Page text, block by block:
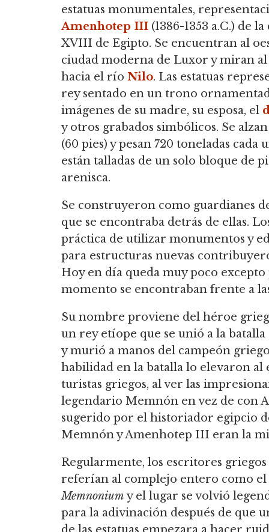
estatuas monumentales,
Amenhotep III (1386-1353 a.C.) de
XVIII de Egipto. Se encuentran al
ciudad moderna de Luxor y miran al
hacia el río Nilo. Las estatuas
rey sentado en un trono
imágenes de su madre, su esposa, el
y otros grabados simbólicos. Se
(60 pies) y pesan 720 toneladas cada
están talladas de un solo bloque de
arenisca.
Se construyeron como guardianes
que se encontraba detrás de ellas.
práctica de utilizar monumentos y
para estructuras nuevas
Hoy en día queda muy poco excepto
momento se encontraban frente a
Su nombre proviene del héroe
un rey etíope que se unió a la
y murió a manos del campeón
habilidad en la batalla lo elevaron al
turistas griegos, al ver las
legendario Memnón en vez de con
sugerido por el historiador egipcio
Memnón y Amenhotep III eran la
Regularmente, los escritores griegos
referían al complejo entero como el
Memnoniumy el lugar se volvió
para la adivinación después de que